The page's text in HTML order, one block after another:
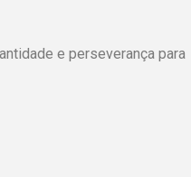
e perseverança para